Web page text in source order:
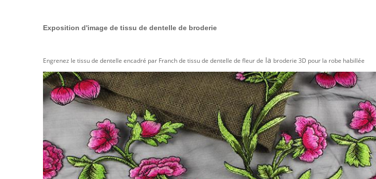
Exposition d'image de tissu de dentelle de broderie
Engrenez le tissu de dentelle encadré par Franch de tissu de dentelle de fleur de la broderie 3D pour la robe habillée